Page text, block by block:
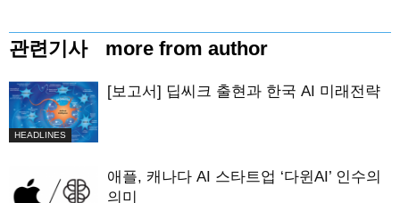
관련기사 more from author
HEADLINES
[보고서] 딥씨크 출현과 한국 AI 미래전략
애플, 캐나다 AI 스타트업 ‘다윈AI’ 인수의
의미